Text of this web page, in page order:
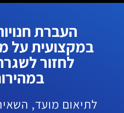
העברת
במקצועית על
לחזור
לתיאום מועד,